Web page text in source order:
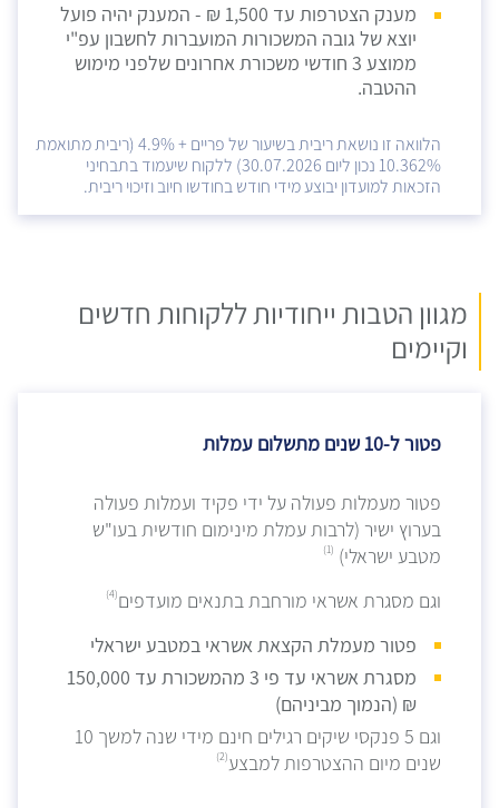
מענק הצטרפות עד 1,500 ₪ - המענק יהיה פועל
יוצא של גובה המשכורות המועברות לחשבון עפ"י
ממוצע 3 חודשי משכורת אחרונים שלפני מימוש
ההטבה.
הלוואה זו נושאת ריבית בשיעור של פריים + 4.9% (ריבית מתואמת
10.362% נכון ליום 30.07.2026) ללקוח שיעמוד בתבחיני
הזכאות למועדון יבוצע מידי חודש בחודשו חיוב וזיכוי ריבית.
מגוון הטבות ייחודיות ללקוחות חדשים
וקיימים
פטור ל-10 שנים מתשלום עמלות
פטור מעמלות פעולה על ידי פקיד ועמלות פעולה
בערוץ ישיר (לרבות עמלת מינימום חודשית בעו"ש
מטבע ישראלי) (1)
וגם מסגרת אשראי מורחבת בתנאים מועדפים(4)
פטור מעמלת הקצאת אשראי במטבע ישראלי
מסגרת אשראי עד פי 3 מהמשכורת עד 150,000
₪ (הנמוך מביניהם)
וגם 5
פנקסי שיקים רגילים חינם מידי שנה למשך 10
שנים מיום ההצטרפות למבצע(2)